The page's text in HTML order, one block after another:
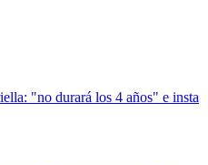
"no durará los 4 años" e insta